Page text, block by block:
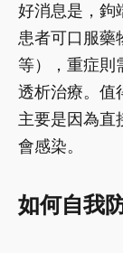
好消息是，鉤
患者可口服
等），重症則
透析治療。值
主要是因為直
會感染。
如何自我